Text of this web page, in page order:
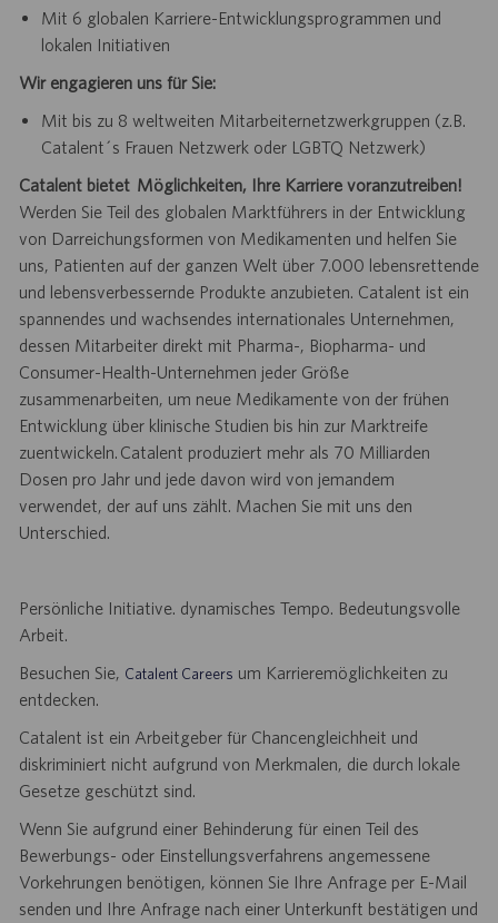
Mit 6 globalen Karriere-Entwicklungsprogrammen und
lokalen Initiativen
Wir engagieren uns für Sie:
Mit bis zu 8 weltweiten Mitarbeiternetzwerkgruppen (z.B.
Catalent´s Frauen Netzwerk oder LGBTQ Netzwerk)
Catalent bietet Möglichkeiten, Ihre Karriere voranzutreiben!
Werden Sie Teil des globalen Marktführers in der Entwicklung
von Darreichungsformen von Medikamenten und helfen Sie
uns, Patienten auf der ganzen Welt über 7.000 lebensrettende
und lebensverbessernde Produkte anzubieten. Catalent ist ein
spannendes und wachsendes internationales Unternehmen,
dessen Mitarbeiter direkt mit Pharma-, Biopharma- und
Consumer-Health-Unternehmen jeder Größe
zusammenarbeiten, um neue Medikamente von der frühen
Entwicklung über klinische Studien bis hin zur Marktreife
zuentwickeln. Catalent produziert mehr als 70 Milliarden
Dosen pro Jahr und jede davon wird von jemandem
verwendet, der auf uns zählt. Machen Sie mit uns den
Unterschied.
Persönliche Initiative. dynamisches Tempo. Bedeutungsvolle
Arbeit.
Besuchen Sie, Catalent Careers um Karrieremöglichkeiten zu
entdecken.
Catalent ist ein Arbeitgeber für Chancengleichheit und
diskriminiert nicht aufgrund von Merkmalen, die durch lokale
Gesetze geschützt sind.
Wenn Sie aufgrund einer Behinderung für einen Teil des
Bewerbungs- oder Einstellungsverfahrens angemessene
Vorkehrungen benötigen, können Sie Ihre Anfrage per E-Mail
senden und Ihre Anfrage nach einer Unterkunft bestätigen und